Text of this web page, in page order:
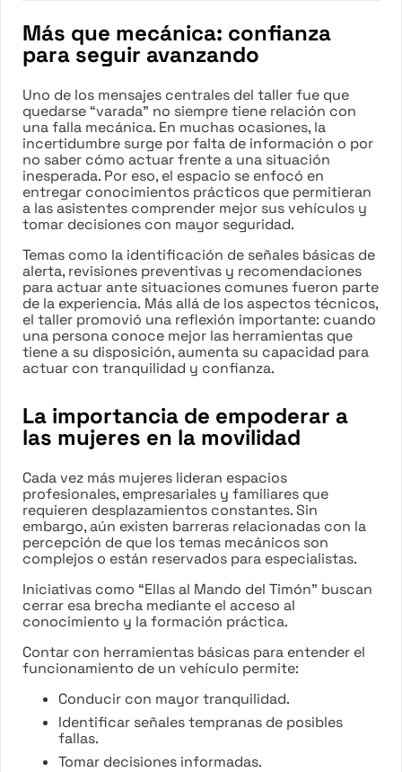
Más que mecánica: confianza
para seguir avanzando
Uno de los mensajes centrales del taller fue que
quedarse “varada” no siempre tiene relación con
una falla mecánica. En muchas ocasiones, la
incertidumbre surge por falta de información o por
no saber cómo actuar frente a una situación
inesperada. Por eso, el espacio se enfocó en
entregar conocimientos prácticos que permitieran
a las asistentes comprender mejor sus vehículos y
tomar decisiones con mayor seguridad.
Temas como la identificación de señales básicas de
alerta, revisiones preventivas y recomendaciones
para actuar ante situaciones comunes fueron parte
de la experiencia. Más allá de los aspectos técnicos,
el taller promovió una reflexión importante: cuando
una persona conoce mejor las herramientas que
tiene a su disposición, aumenta su capacidad para
actuar con tranquilidad y confianza.
La importancia de empoderar a
las mujeres en la movilidad
Cada vez más mujeres lideran espacios
profesionales, empresariales y familiares que
requieren desplazamientos constantes. Sin
embargo, aún existen barreras relacionadas con la
percepción de que los temas mecánicos son
complejos o están reservados para especialistas.
Iniciativas como “Ellas al Mando del Timón” buscan
cerrar esa brecha mediante el acceso al
conocimiento y la formación práctica.
Contar con herramientas básicas para entender el
funcionamiento de un vehículo permite:
Conducir con mayor tranquilidad.
Identificar señales tempranas de posibles
fallas.
Tomar decisiones informadas.